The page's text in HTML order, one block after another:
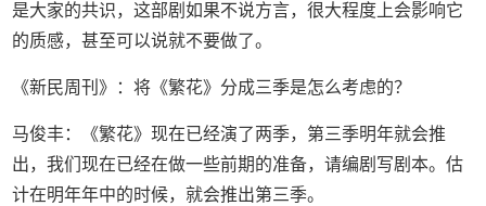
是大家的共识，这部剧如果不说方言，很大程度上会影响它
的质感，甚至可以说就不要做了。
《新民周刊》：将《繁花》分成三季是怎么考虑的？
马俊丰：《繁花》现在已经演了两季，第三季明年就会推
出，我们现在已经在做一些前期的准备，请编剧写剧本。估
计在明年年中的时候，就会推出第三季。